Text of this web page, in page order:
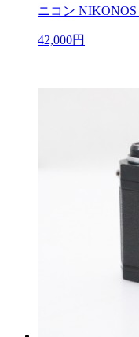
ニコン
42,000円